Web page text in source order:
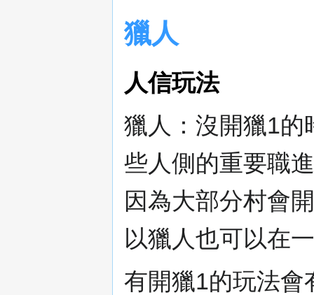
獵人
人信玩法
獵人：沒開獵1的
些人側的重要職
因為大部分村會
以獵人也可以在
有開獵1的玩法會